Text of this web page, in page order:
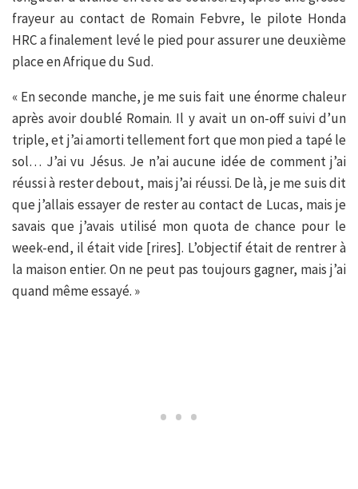
frayeur au contact de Romain Febvre, le pilote Honda
HRC a finalement levé le pied pour assurer une deuxième
place en Afrique du Sud.
« En seconde manche, je me suis fait une énorme chaleur
après avoir doublé Romain. Il y avait un on-off suivi d’un
triple, et j’ai amorti tellement fort que mon pied a tapé le
sol… J’ai vu Jésus. Je n’ai aucune idée de comment j’ai
réussi à rester debout, mais j’ai réussi. De là, je me suis dit
que j’allais essayer de rester au contact de Lucas, mais je
savais que j’avais utilisé mon quota de chance pour le
week-end, il était vide [rires]. L’objectif était de rentrer à
la maison entier. On ne peut pas toujours gagner, mais j’ai
quand même essayé. »